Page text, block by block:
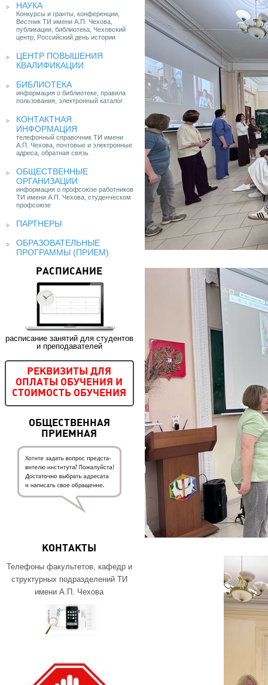
НАУКА
Конкурсы и гранты, конференции,
Вестник ТИ имени А.П. Чехова,
публикации, библиотека, Чеховский
центр, Российский день истории
ЦЕНТР ПОВЫШЕНИЯ
КВАЛИФИКАЦИИ
БИБЛИОТЕКА
информация о библиотеке, правила
пользования, электронный каталог
КОНТАКТНАЯ
ИНФОРМАЦИЯ
телефонный справочник ТИ имени
А.П. Чехова, почтовые и электронные
адреса, обратная связь
ОБЩЕСТВЕННЫЕ
ОРГАНИЗАЦИИ
информация о профсоюзе работников
ТИ имени А.П. Чехова, студенческом
профсоюзе
ПАРТНЕРЫ
ОБРАЗОВАТЕЛЬНЫЕ
ПРОГРАММЫ (ПРИЕМ)
РАСПИСАНИЕ
расписание занятий для студентов
и преподавателей
РЕКВИЗИТЫ ДЛЯ
ОПЛАТЫ ОБУЧЕНИЯ И
СТОИМОСТЬ ОБУЧЕНИЯ
ОБЩЕСТВЕННАЯ
ПРИЕМНАЯ
КОНТАКТЫ
Телефоны факультетов, кафедр и
структурных подразделений ТИ
имени А.П. Чехова